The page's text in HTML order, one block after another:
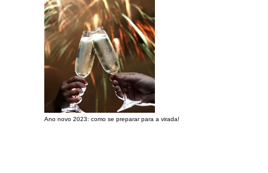
Ano novo 2023: como se preparar para a virada!